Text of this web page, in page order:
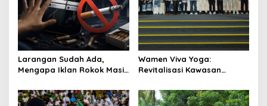
t
i
o
n
Larangan Sudah Ada,
Mengapa Iklan Rokok Masih
Wamen Viva Yoga:
Revitalisasi Kawasan
pada Riset dan Kolaborasi